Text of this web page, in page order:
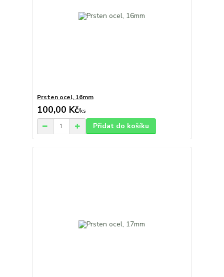
Prsten ocel, 16mm
100,00 Kč/ks
Přidat do košíku